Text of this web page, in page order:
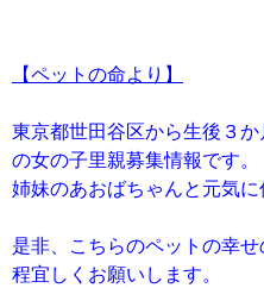
【ペットの命より】
東京都世田谷区から生後３
の女の子里親募集情報です。
姉妹のあおばちゃんと元気に
是非、こちらのペットの幸
程宜しくお願いします。